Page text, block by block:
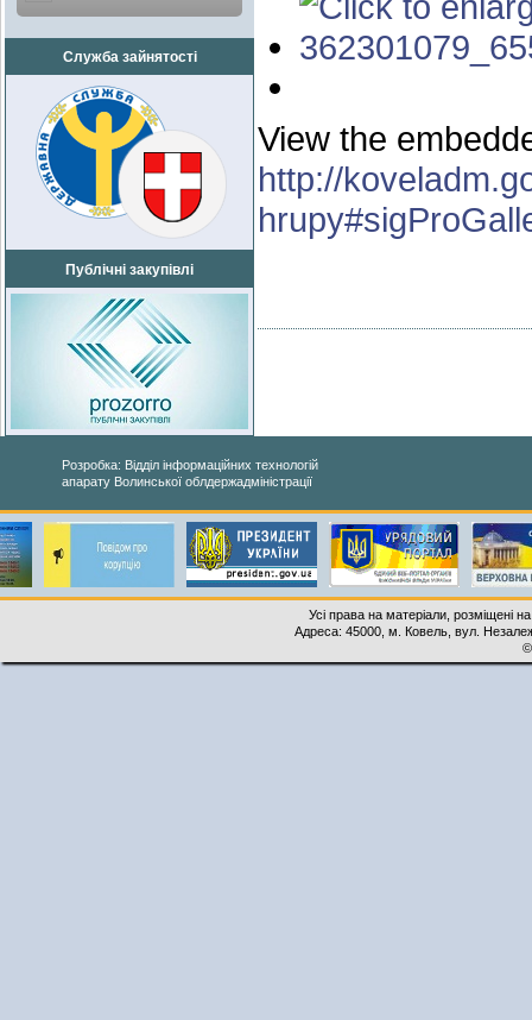
Служба зайнятості
Публічні закупівлі
View the
http://
Розробка: Відділ інформаційних технологій
апарату Волинської облдержадміністрації
Усі права на матеріали, розміщені
Адреса: 45000, м. Ковель, вул.